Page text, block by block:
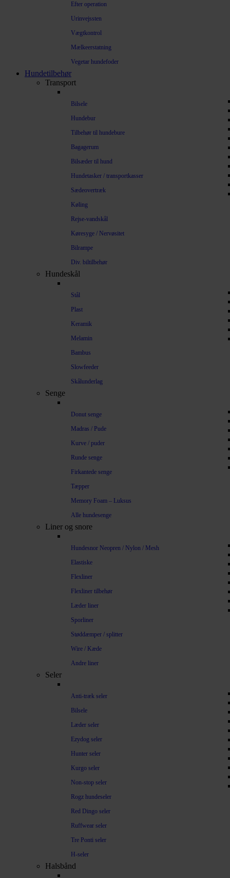
Efter operation
Urinvejssten
Vægtkontrol
Mælkeerstatning
Vegetar hundefoder
Hundetilbehør
Transport
Bilsele
Hundebur
Tilbehør til hundebure
Bagagerum
Bilsæder til hund
Hundetasker / transportkasser
Sædeovertræk
Køling
Rejse-vandskål
Køresyge / Nervøsitet
Bilrampe
Div. biltilbehør
Hundeskål
Stål
Plast
Keramik
Melamin
Bambus
Slowfeeder
Skålunderlag
Senge
Donut senge
Madras / Pude
Kurve / puder
Runde senge
Firkantede senge
Tæpper
Memory Foam – Luksus
Alle hundesenge
Liner og snore
Hundesnor Neopren / Nylon / Mesh
Elastiske
Flexliner
Flexliner tilbehør
Læder liner
Sporliner
Støddæmper / splitter
Wire / Kæde
Andre liner
Seler
Anti-træk seler
Bilsele
Læder seler
Ezydog seler
Hunter seler
Kurgo seler
Non-stop seler
Rogz hundeseler
Red Dingo seler
Ruffwear seler
Tre Ponti seler
H-seler
Halsbånd